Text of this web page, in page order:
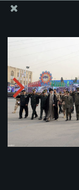
Ali Baş
buraxılış